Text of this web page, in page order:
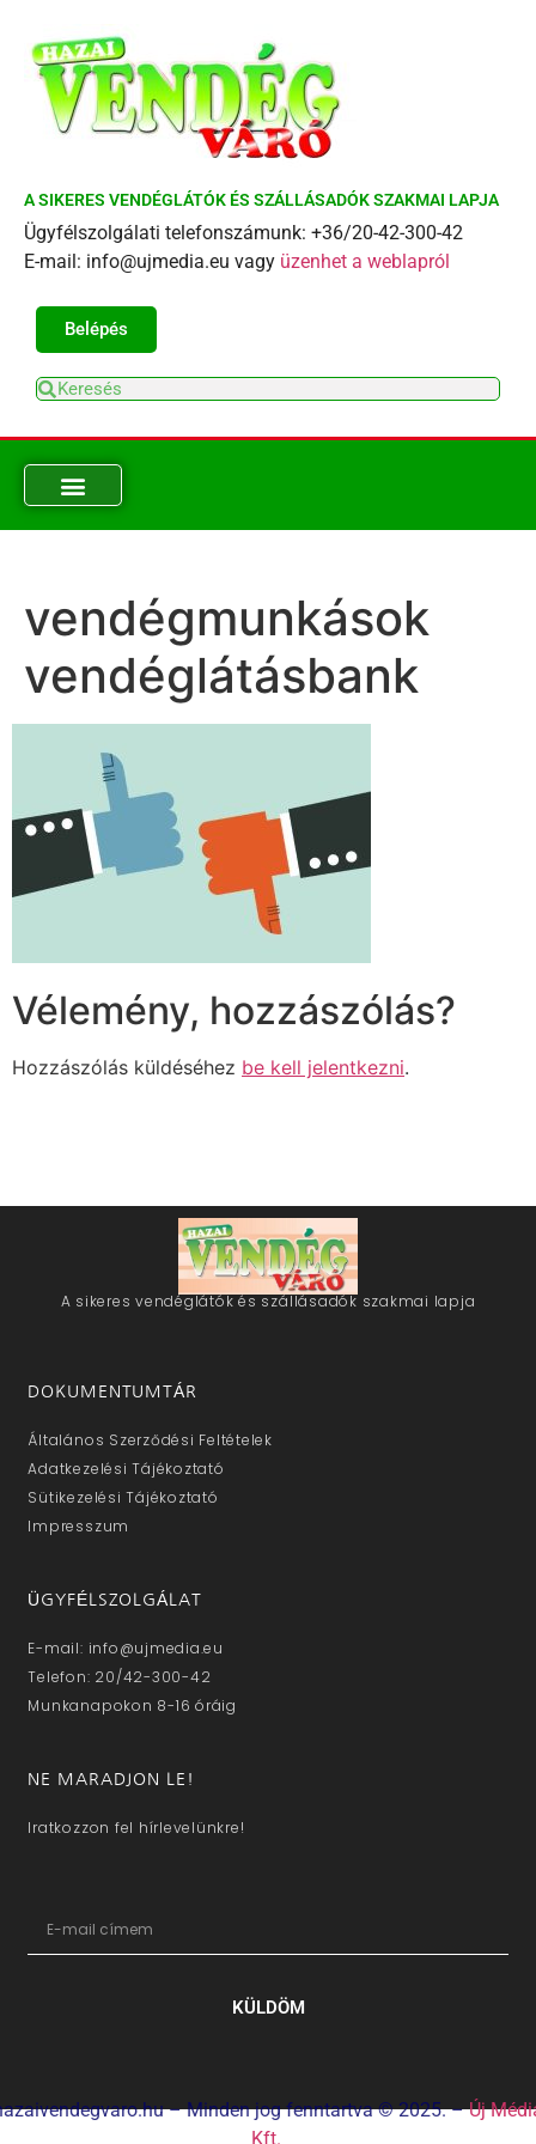
A SIKERES VENDÉGLÁTÓK ÉS SZÁLLÁSADÓK SZAKMAI LAPJA
Ügyfélszolgálati telefonszámunk: +36/20-42-300-42
E-mail: info@ujmedia.eu vagy üzenhet a weblapról
Belépés
vendégmunkások
vendéglátásbank
Vélemény, hozzászólás?
Hozzászólás küldéséhez be kell jelentkezni.
A sikeres vendéglátók és szállásadók szakmai lapja
DOKUMENTUMTÁR
Általános Szerződési Feltételek
Adatkezelési Tájékoztató
Sütikezelési Tájékoztató
Impresszum
ÜGYFÉLSZOLGÁLAT
E-mail: info@ujmedia.eu
Telefon: 20/42-300-42
Munkanapokon 8-16 óráig
NE MARADJON LE!
Iratkozzon fel hírlevelünkre!
KÜLDÖM
– Minden jog fenntartva © 2025. –Új
Kft.